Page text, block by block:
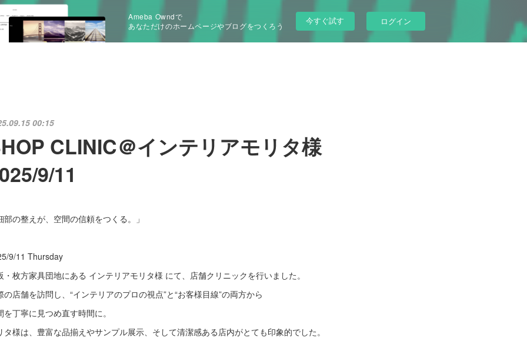
Ameba Owndで
あなただけのホームページやブログをつくろう
今すぐ試す ログイン
00:15
CLINIC＠インテリアモリタ様
9/11
部の整えが、空間の信頼をつくる。」
9/11 Thursday
・枚方家具団地にある インテリアモリタ様 にて、店舗クリニックを行いました。
の店舗を訪問し、“インテリアのプロの視点”と“お客様目線”の両方から
を丁寧に見つめ直す時間に。
タ様は、豊富な品揃えやサンプル展示、そして清潔感ある店内がとても印象的でした。